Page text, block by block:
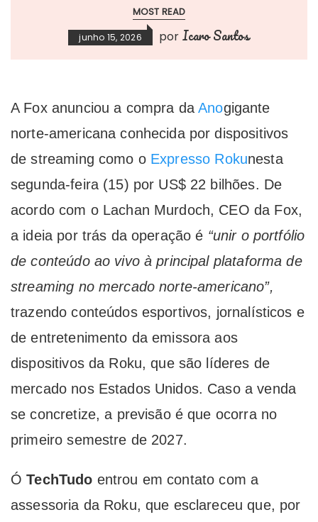
MOST READ
junho 15, 2026 por Icaro Santos
A Fox anunciou a compra daAnogigante
norte-americana conhecida por dispositivos
de streaming como o Expresso Rokunesta
segunda-feira (15) por US$ 22 bilhões. De
acordo com o Lachan Murdoch, CEO da Fox,
a ideia por trás da operação é “unir o portfólio
de conteúdo ao vivo à principal plataforma de
streaming no mercado norte-americano”,
trazendo conteúdos esportivos, jornalísticos e
de entretenimento da emissora aos
dispositivos da Roku, que são líderes de
mercado nos Estados Unidos. Caso a venda
se concretize, a previsão é que ocorra no
primeiro semestre de 2027.
ÓTechTudo entrou em contato com a
assessoria da Roku, que esclareceu que, por